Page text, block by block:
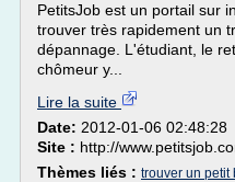
PetitsJob est un portail sur
trouver très rapidement un
dépannage. L'étudiant, le
chômeur y...
Lire la suite
Date: 2012-01-06 02:48:28
Site : http://
Thèmes liés : trouver un petit